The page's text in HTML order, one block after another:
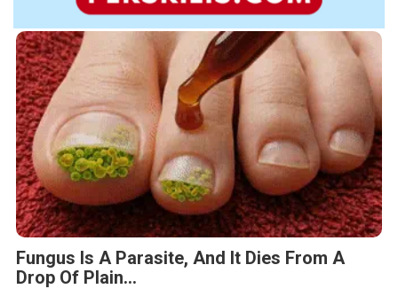
Fungus Is A Parasite, And It Dies From A
Drop Of Plain...